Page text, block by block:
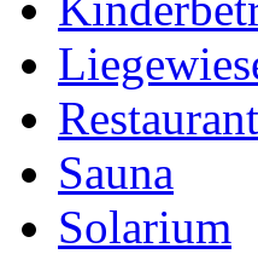
Restaurant
Sauna
Solarium